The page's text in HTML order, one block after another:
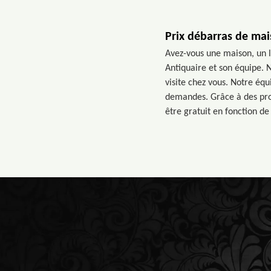
Prix débarras de
Avez-vous une maison,
Antiquaire et son équipe.
visite chez vous. Notre
demandes. Grâce à des
être gratuit en fonction de